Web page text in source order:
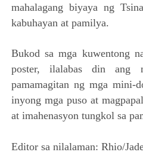
mahalagang biyaya ng
kabuhayan at pamilya.
Bukod sa mga kuwentong
poster, ilalabas din ang
pamamagitan ng mga mini-
inyong mga puso at
at imahenasyon tungkol sa
Editor sa nilalaman: Rhio/